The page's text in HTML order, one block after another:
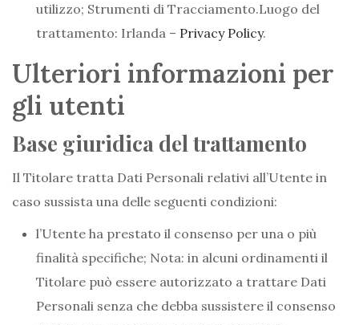
utilizzo; Strumenti di Tracciamento.Luogo del
trattamento: Irlanda – Privacy Policy.
Ulteriori informazioni per
gli utenti
Base giuridica del trattamento
Il Titolare tratta Dati Personali relativi all’Utente in
caso sussista una delle seguenti condizioni:
l’Utente ha prestato il consenso per una o più
finalità specifiche; Nota: in alcuni ordinamenti il
Titolare può essere autorizzato a trattare Dati
Personali senza che debba sussistere il consenso